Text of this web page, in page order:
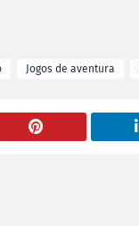
Jogos de aventura